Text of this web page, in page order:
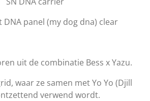
DNA panel (my dog dna) clear
uit de combinatie Bess x Yazu.
waar ze samen met Yo Yo (Djill
verwend wordt.